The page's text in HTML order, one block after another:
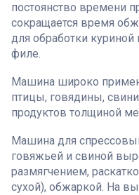
постоянство времени
сокращается время
для обработки
филе.
Машина широко
птицы, говядины,
продуктов толщиной
Машина для
говяжьей и свиной
размягчением,
сухой), обжаркой. На